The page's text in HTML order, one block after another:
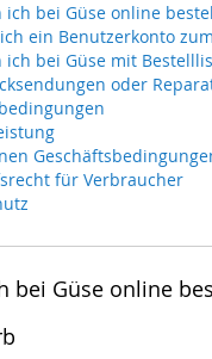
ich bei Güse online
ein Benutzerkonto
ich bei Güse mit
oder
für Verbraucher
bei Güse online